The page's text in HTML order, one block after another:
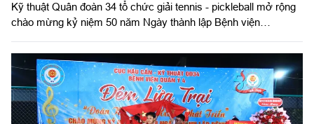
Kỹ thuật Quân đoàn 34 tổ chức giải tennis - pickleball mở rộng
chào mừng kỷ niệm 50 năm Ngày thành lập Bệnh viện
lệnh, Tham mưu trưởng Quân đoàn 34 dự và giao lưu tại giải.